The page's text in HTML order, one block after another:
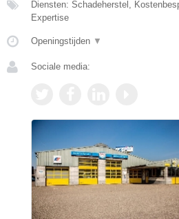
Diensten: Schadeherstel,
Expertise
Openingstijden ▼
Sociale media: